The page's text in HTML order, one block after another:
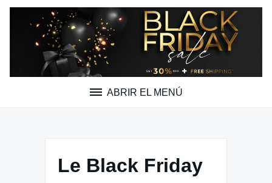
Saltar
ABRIR EL MENÚ
Le Black Friday